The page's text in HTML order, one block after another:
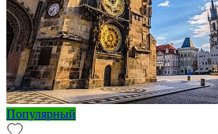
Популярный